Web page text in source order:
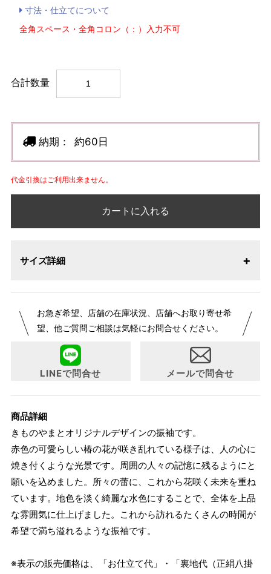
寸法・仕立てについて
全角スペース・全角コロン（：）入力不可
合計数量
納期： 約60日
代金引換はご利用出来ません。
カートに入れる
サイズ詳細
が変更になりました。パターンオーダーは、お客様のお声か
らよりお召しになりやすい寸法に変更いたしました。変更点
について詳細をお知りになりたい方はお問い合わせくださ
お急ぎ希望、店舗の在庫状況、店舗へお取り寄せ希
望、他ご質問ご相談は気軽にお問合せください。
LINEで問合せ メールで問合せ
商品詳細
きものやまとオリジナルデザインの振袖です。
赤色の可愛らしい椿の花が咲き乱れている様子は、人の心に
焼き付くような光景です。周囲の人々の記憶に残るようにと
願いを込めました。所々の蕾に、これから花咲く未来を重ね
ています。地色を淡く綺麗な水色にすることで、全体を上品
な雰囲気に仕上げました。これから訪れるたくさんの時間が
希望で満ち溢れるような振袖です。
※表示の販売価格は、「お仕立て代」・「裏地代（正絹八掛